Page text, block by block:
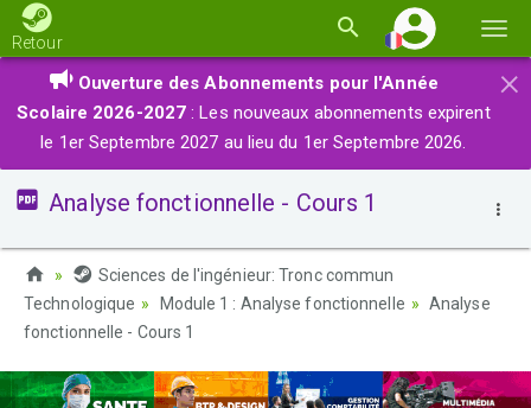
la
Retour
×
Ouverture des Abonnements pour l'Année
Scolaire 2026-2027 : Les nouveaux abonnements expirent
le 1er Septembre 2027 au lieu du 1er Septembre 2026.
Analyse fonctionnelle - Cours 1
Sciences de l'ingénieur: Tronc commun
Technologique
Module 1 : Analyse fonctionnelle
Analyse
fonctionnelle - Cours 1